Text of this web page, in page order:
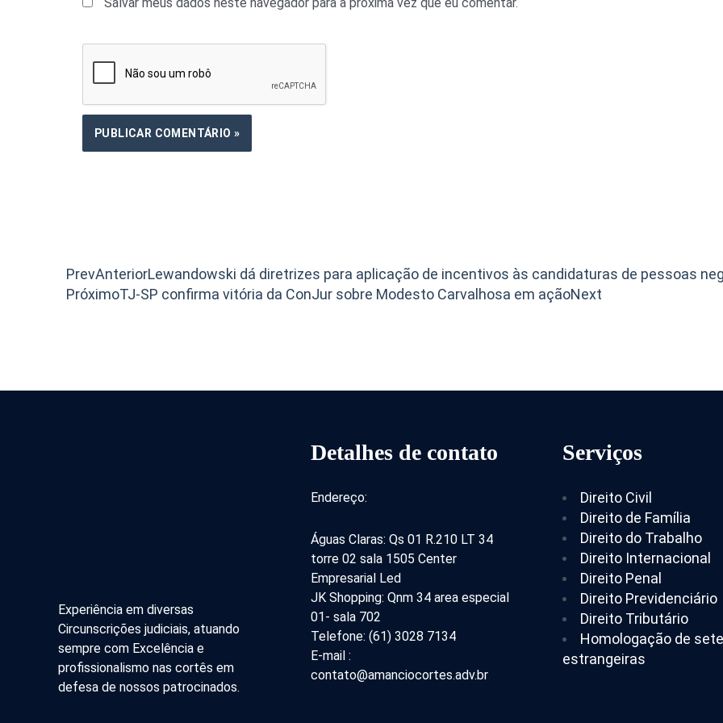
PrevAnteriorLewandowski dá diretrizes para aplicação de incentivos às candidaturas de pessoas
PróximoTJ-SP confirma vitória da ConJur sobre Modesto Carvalhosa em açãoNext
Experiência em diversas
Circunscrições judiciais, atuando
sempre com Excelência e
profissionalismo nas cortês em
defesa de nossos patrocinados.
Detalhes de contato
Endereço:
Águas Claras: Qs 01 R.210 LT 34
torre 02 sala 1505 Center
Empresarial Led
JK Shopping: Qnm 34 area especial
01- sala 702
Telefone: (61) 3028 7134
E-mail :
contato@amanciocortes.adv.br
Serviços
Direito Civil
Direito de Família
Direito do Trabalho
Direito Internacional
Direito Penal
Direito Previdenciário
Direito Tributário
Homologação de
estrangeiras